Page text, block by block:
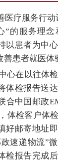
医疗服务行
”的服务理念
以患者为中
患者就医体
心在以往体
体检报告送
合中国邮政
体检客户体
好邮寄地址
速递物流”
检报告完成